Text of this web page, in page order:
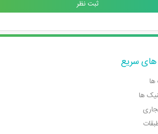
سریع
ها